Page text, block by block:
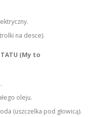
na desce).
(My to
oleju.
(uszczelka pod głowicą).